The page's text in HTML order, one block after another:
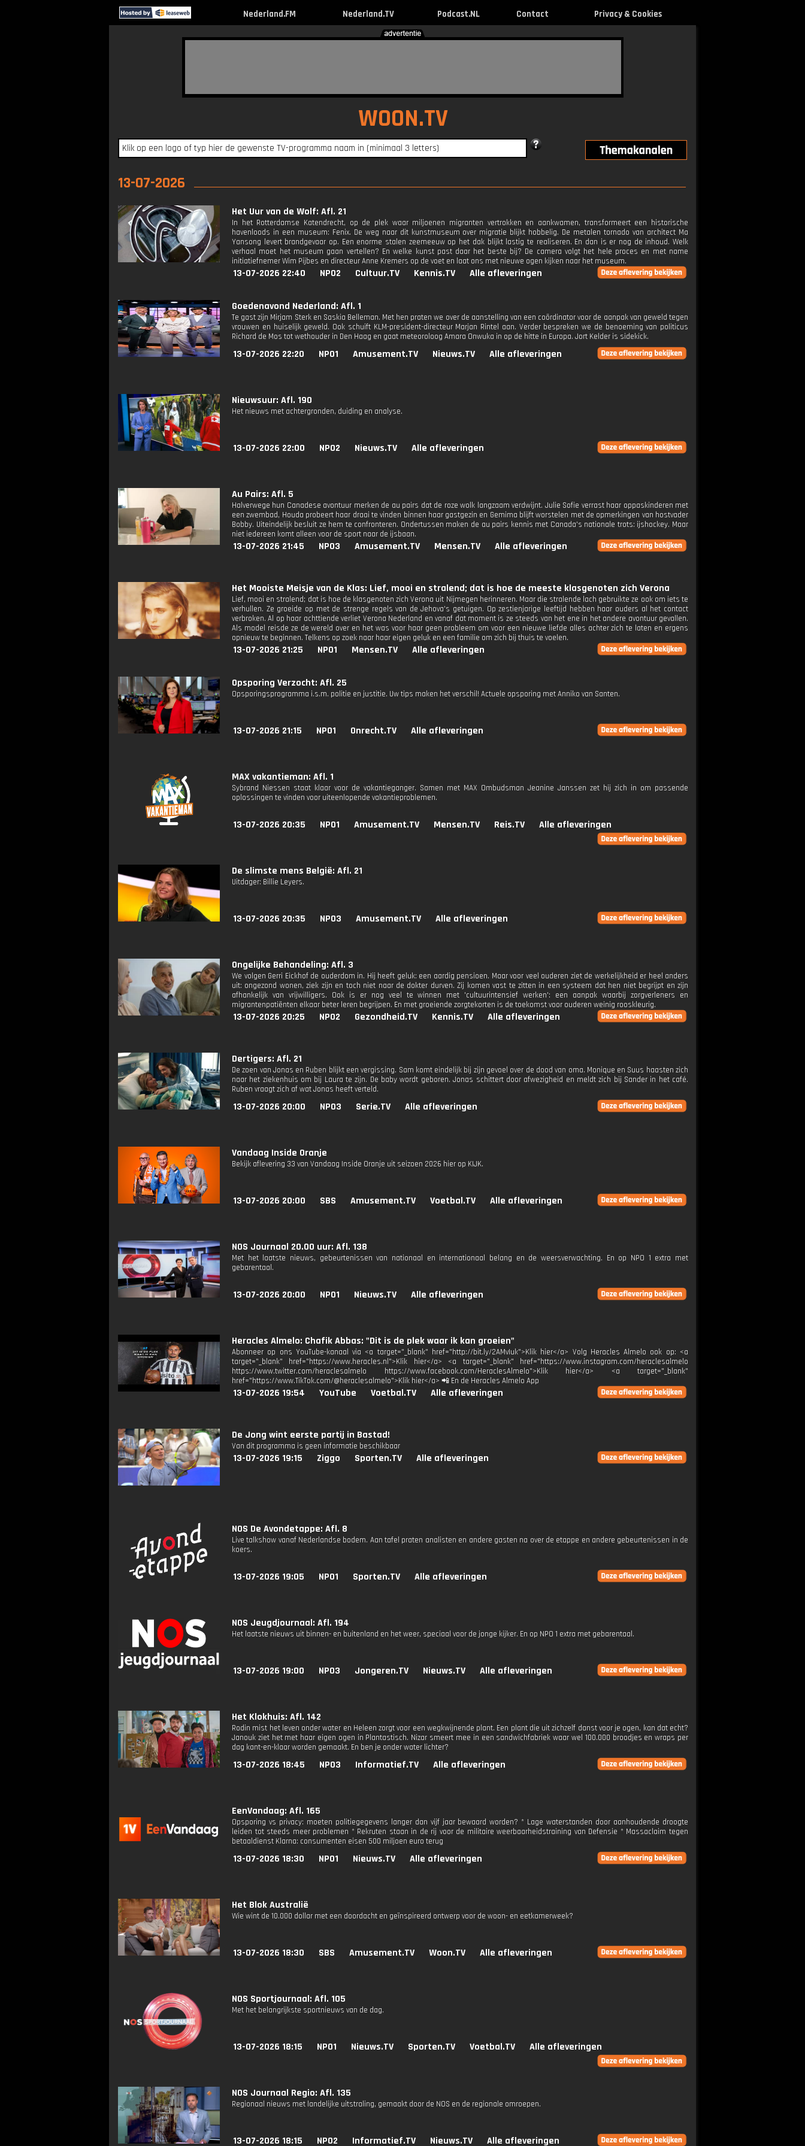
Nederland.FM Nederland.TV Podcast.NL Contact Privacy & Cookies
WOON.TV
13-07-2026
Het Uur van de Wolf: Afl. 21
In het Rotterdamse Katendrecht, op de plek waar miljoenen migranten vertrokken en aankwamen, transformeert een historische
havenloods in een museum: Fenix. De weg naar dit kunstmuseum over migratie blijkt hobbelig. De metalen tornado van architect Ma
Yansong levert brandgevaar op. Een enorme stalen zeemeeuw op het dak blijkt lastig te realiseren. En dan is er nog de inhoud. Welk
verhaal moet het museum gaan vertellen? En welke kunst past daar het beste bij? De camera volgt het hele proces en met name
initiatiefnemer Wim Pijbes en directeur Anne Kremers op de voet en laat ons met nieuwe ogen kijken naar het museum.
13-07-2026 22:40 NPO2 Cultuur.TV Kennis.TV Alle afleveringen
Goedenavond Nederland: Afl. 1
Te gast zijn Mirjam Sterk en Saskia Belleman. Met hen praten we over de aanstelling van een coördinator voor de aanpak van geweld tegen
vrouwen en huiselijk geweld. Ook schuift KLM-president-directeur Marjan Rintel aan. Verder bespreken we de benoeming van politicus
Richard de Mos tot wethouder in Den Haag en gaat meteoroloog Amara Onwuka in op de hitte in Europa. Jort Kelder is sidekick.
13-07-2026 22:20 NPO1 Amusement.TV Nieuws.TV Alle afleveringen
Nieuwsuur: Afl. 190
Het nieuws met achtergronden, duiding en analyse.
13-07-2026 22:00 NPO2 Nieuws.TV Alle afleveringen
Au Pairs: Afl. 5
Halverwege hun Canadese avontuur merken de au pairs dat de roze wolk langzaam verdwijnt. Julie Sofie verrast haar oppaskinderen met
een zwembad, Houda probeert haar draai te vinden binnen haar gastgezin en Gemima blijft worstelen met de opmerkingen van hostvader
Bobby. Uiteindelijk besluit ze hem te confronteren. Ondertussen maken de au pairs kennis met Canada's nationale trots: ijshockey. Maar
niet iedereen komt alleen voor de sport naar de ijsbaan.
13-07-2026 21:45 NPO3 Amusement.TV Mensen.TV Alle afleveringen
Het Mooiste Meisje van de Klas: Lief, mooi en stralend; dat is hoe de meeste klasgenoten zich Verona
Lief, mooi en stralend; dat is hoe de klasgenoten zich Verona uit Nijmegen herinneren. Maar die stralende lach gebruikte ze ook om iets te
verhullen. Ze groeide op met de strenge regels van de Jehova's getuigen. Op zestienjarige leeftijd hebben haar ouders al het contact
verbroken. Al op haar achttiende verliet Verona Nederland en vanaf dat moment is ze steeds van het ene in het andere avontuur gevallen.
Als model reisde ze de wereld over en het was voor haar geen probleem om voor een nieuwe liefde alles achter zich te laten en ergens
opnieuw te beginnen. Telkens op zoek naar haar eigen geluk en een familie om zich bij thuis te voelen.
13-07-2026 21:25 NPO1 Mensen.TV Alle afleveringen
Opsporing Verzocht: Afl. 25
Opsporingsprogramma i.s.m. politie en justitie. Uw tips maken het verschil! Actuele opsporing met Anniko van Santen.
13-07-2026 21:15 NPO1 Onrecht.TV Alle afleveringen
MAX vakantieman: Afl. 1
Sybrand Niessen staat klaar voor de vakantieganger. Samen met MAX Ombudsman Jeanine Janssen zet hij zich in om passende
oplossingen te vinden voor uiteenlopende vakantieproblemen.
13-07-2026 20:35 NPO1 Amusement.TV Mensen.TV Reis.TV Alle afleveringen
De slimste mens België: Afl. 21
Uitdager: Billie Leyers.
13-07-2026 20:35 NPO3 Amusement.TV Alle afleveringen
Ongelijke Behandeling: Afl. 3
We volgen Gerri Eickhof de ouderdom in. Hij heeft geluk: een aardig pensioen. Maar voor veel ouderen ziet de werkelijkheid er heel anders
uit: ongezond wonen, ziek zijn en toch niet naar de dokter durven. Zij komen vast te zitten in een systeem dat hen niet begrijpt en zijn
afhankelijk van vrijwilligers. Ook is er nog veel te winnen met 'cultuurintensief werken': een aanpak waarbij zorgverleners en
migrantenpatiënten elkaar beter leren begrijpen. En met groeiende zorgtekorten is de toekomst voor ouderen weinig rooskleurig.
13-07-2026 20:25 NPO2 Gezondheid.TV Kennis.TV Alle afleveringen
Dertigers: Afl. 21
De zoen van Jonas en Ruben blijkt een vergissing. Sam komt eindelijk bij zijn gevoel over de dood van oma. Monique en Suus haasten zich
naar het ziekenhuis om bij Laura te zijn. De baby wordt geboren. Jonas schittert door afwezigheid en meldt zich bij Sander in het café.
Ruben vraagt zich af wat Jonas heeft verteld.
13-07-2026 20:00 NPO3 Serie.TV Alle afleveringen
Vandaag Inside Oranje
Bekijk aflevering 33 van Vandaag Inside Oranje uit seizoen 2026 hier op KIJK.
13-07-2026 20:00 SBS Amusement.TV Voetbal.TV Alle afleveringen
NOS Journaal 20.00 uur: Afl. 138
Met het laatste nieuws, gebeurtenissen van nationaal en internationaal belang en de weersverwachting. En op NPO 1 extra met
gebarentaal.
13-07-2026 20:00 NPO1 Nieuws.TV Alle afleveringen
Heracles Almelo: Chafik Abbas: "Dit is de plek waar ik kan groeien"
Abonneer op ons YouTube-kanaal via <a target="_blank" href="http://bit.ly/2AMvIuk">Klik hier</a> Volg Heracles Almelo ook op: <a
target="_blank" href="https://www.heracles.nl">Klik hier</a> <a target="_blank" href="https://www.instagram.com/heraclesalmelo
https://www.twitter.com/heraclesalmelo https://www.facebook.com/HeraclesAlmelo">Klik hier</a> <a target="_blank"
href="https://www.TikTok.com/@heraclesalmelo">Klik hier</a> 📲 En de Heracles Almelo App
13-07-2026 19:54 YouTube Voetbal.TV Alle afleveringen
De Jong wint eerste partij in Bastad!
Van dit programma is geen informatie beschikbaar
13-07-2026 19:15 Ziggo Sporten.TV Alle afleveringen
NOS De Avondetappe: Afl. 8
Live talkshow vanaf Nederlandse bodem. Aan tafel praten analisten en andere gasten na over de etappe en andere gebeurtenissen in de
koers.
13-07-2026 19:05 NPO1 Sporten.TV Alle afleveringen
NOS Jeugdjournaal: Afl. 194
Het laatste nieuws uit binnen- en buitenland en het weer, speciaal voor de jonge kijker. En op NPO 1 extra met gebarentaal.
13-07-2026 19:00 NPO3 Jongeren.TV Nieuws.TV Alle afleveringen
Het Klokhuis: Afl. 142
Rodin mist het leven onder water en Heleen zorgt voor een wegkwijnende plant. Een plant die uit zichzelf danst voor je ogen, kan dat echt?
Janouk ziet het met haar eigen ogen in Plantastisch. Nizar smeert mee in een sandwichfabriek waar wel 100.000 broodjes en wraps per
dag kant-en-klaar worden gemaakt. En ben je onder water lichter?
13-07-2026 18:45 NPO3 Informatief.TV Alle afleveringen
EenVandaag: Afl. 165
Opsporing vs privacy: moeten politiegegevens langer dan vijf jaar bewaard worden? * Lage waterstanden door aanhoudende droogte
leiden tot steeds meer problemen * Rekruten staan in de rij voor de militaire weerbaarheidstraining van Defensie * Massaclaim tegen
betaaldienst Klarna: consumenten eisen 500 miljoen euro terug
13-07-2026 18:30 NPO1 Nieuws.TV Alle afleveringen
Het Blok Australië
Wie wint de 10.000 dollar met een doordacht en geïnspireerd ontwerp voor de woon- en eetkamerweek?
13-07-2026 18:30 SBS Amusement.TV Woon.TV Alle afleveringen
NOS Sportjournaal: Afl. 105
Met het belangrijkste sportnieuws van de dag.
13-07-2026 18:15 NPO1 Nieuws.TV Sporten.TV Voetbal.TV Alle afleveringen
NOS Journaal Regio: Afl. 135
Regionaal nieuws met landelijke uitstraling, gemaakt door de NOS en de regionale omroepen.
13-07-2026 18:15 NPO2 Informatief.TV Nieuws.TV Alle afleveringen